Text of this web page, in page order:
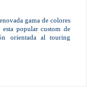
gama de colores
popular custom de
orientada al touring